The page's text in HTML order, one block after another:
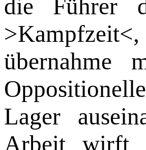
die Füh­rer
übernahme
Lager
Arbeit wirft